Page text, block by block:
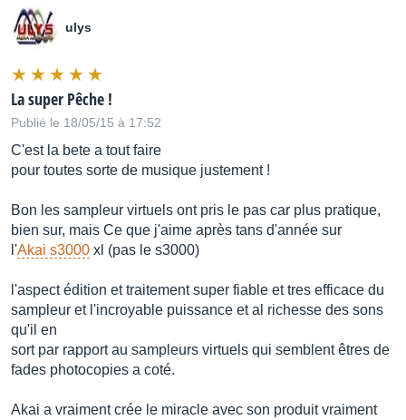
ulys
La super Pêche !
Publié le 18/05/15 à 17:52
C'est la bete a tout faire
pour toutes sorte de musique justement !
Bon les sampleur virtuels ont pris le pas car plus pratique,
bien sur, mais Ce que j'aime après tans d'année sur
l'Akai s3000 xl (pas le s3000)
l'aspect édition et traitement super fiable et tres efficace du
sampleur et l'incroyable puissance et al richesse des sons
qu'il en
sort par rapport au sampleurs virtuels qui semblent êtres de
fades photocopies a coté.
Akai a vraiment crée le miracle avec son produit vraiment